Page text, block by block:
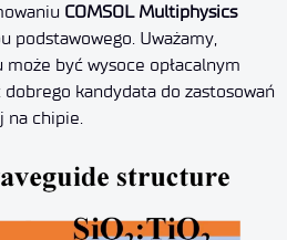
COMSOL Multiphysics
podstawowego. Uważamy,
być wysoce opłacalnym
kandydata do zastosowań
na chipie.